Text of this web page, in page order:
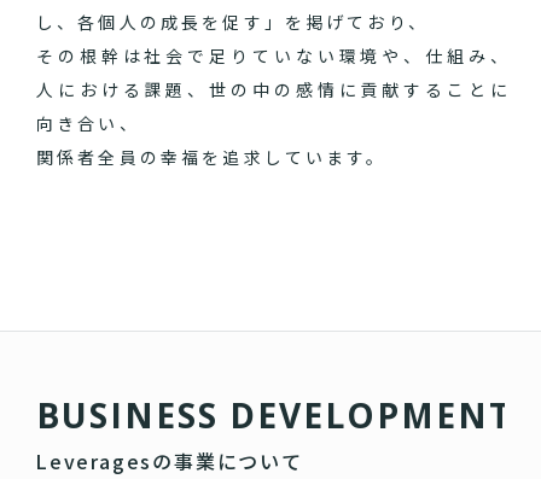
し、各個人の成長を促す」を掲げており、
その根幹は社会で足りていない環境や、仕組み、
人における課題、世の中の感情に貢献することに
向き合い、
関係者全員の幸福を追求しています。
BUSIN ESS DEVELOPM ENT
Leveragesの事業について